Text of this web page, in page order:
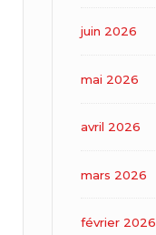
juin 2026
mai 2026
avril 2026
mars 2026
février 2026